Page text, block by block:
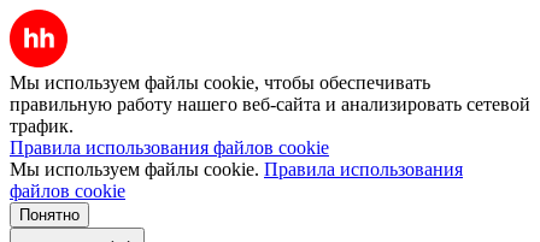
Мы используем файлы cookie, чтобы обеспечивать
правильную работу нашего веб-сайта и анализировать сетевой
трафик.
Правила использования файлов cookie
Мы используем файлы cookie. Правила использования
файлов cookie
Понятно